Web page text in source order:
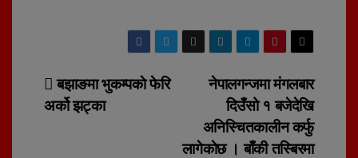
Post
navigation
नेपालगन्जमा मंगलबार
दिउँसो १ बजेदेखि
अनिस्चितकालीन कर्फु
लागेकाेछ । बाँकी तस्बिरमा
बझाङमा भुकम्पकाे फेरि
अर्को झट्का